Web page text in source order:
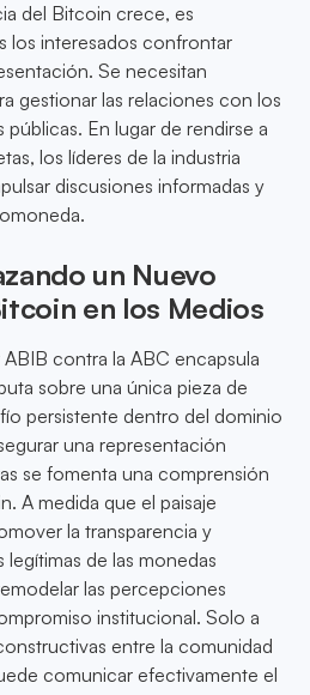
del Bitcoin crece, es
los interesados confrontar
Se necesitan
gestionar las relaciones con los
En lugar de rendirse a
los líderes de la industria
discusiones informadas y
un Nuevo
en los Medios
contra la ABC encapsula
sobre una única pieza de
persistente dentro del dominio
una representación
se fomenta una comprensión
A medida que el paisaje
la transparencia y
de las monedas
las percepciones
institucional. Solo a
entre la comunidad
comunicar efectivamente el